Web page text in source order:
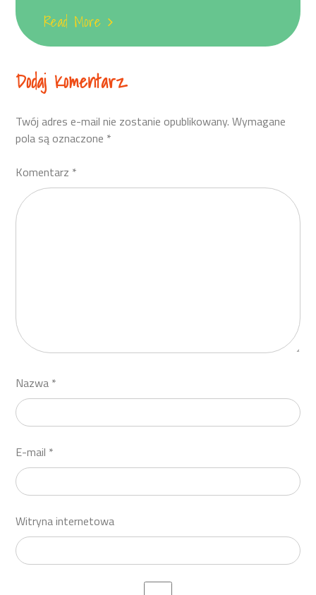
Read More
Dodaj Komentarz
Twój adres e-mail nie zostanie opublikowany. Wymagane
pola są oznaczone *
Komentarz *
Nazwa *
E-mail *
Witryna internetowa